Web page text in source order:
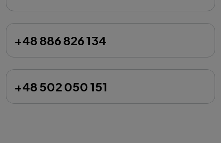
+48 886 826 134
+48 502 050 151